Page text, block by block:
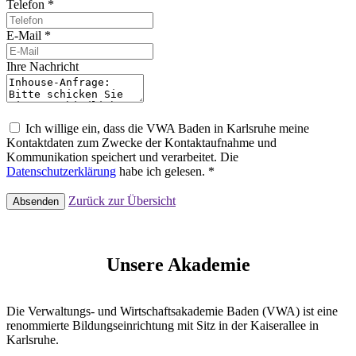
Telefon *
E-Mail *
Ihre Nachricht
Ich willige ein, dass die VWA Baden in Karlsruhe meine
Kontaktdaten zum Zwecke der Kontaktaufnahme und
Kommunikation speichert und verarbeitet. Die
Datenschutzerklärung habe ich gelesen. *
Absenden Zurück zur Übersicht
Unsere Akademie
Die Verwaltungs- und Wirtschaftsakademie Baden (VWA) ist eine
renommierte Bildungseinrichtung mit Sitz in der Kaiserallee in
Karlsruhe.